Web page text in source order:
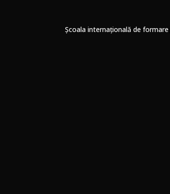
Școala internațională de